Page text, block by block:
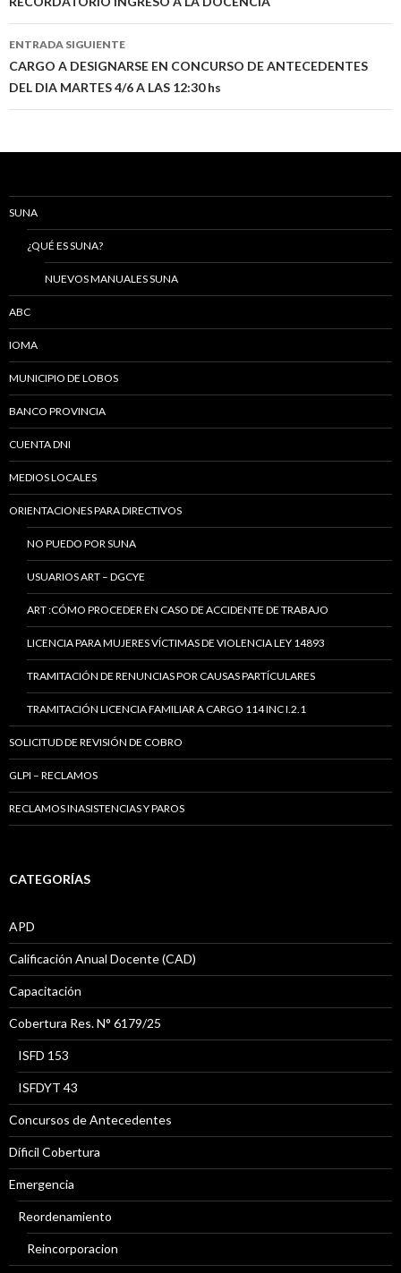
entradas
ENTRADA SIGUIENTE
CARGO A DESIGNARSE EN CONCURSO DE ANTECEDENTES
DEL DIA MARTES 4/6 A LAS 12:30 hs
SUNA
¿QUÉ ES SUNA?
NUEVOS MANUALES SUNA
ABC
IOMA
MUNICIPIO DE LOBOS
BANCO PROVINCIA
CUENTA DNI
MEDIOS LOCALES
ORIENTACIONES PARA DIRECTIVOS
NO PUEDO POR SUNA
USUARIOS ART – DGCYE
ART :CÓMO PROCEDER EN CASO DE ACCIDENTE DE TRABAJO
LICENCIA PARA MUJERES VÍCTIMAS DE VIOLENCIA LEY 14893
TRAMITACIÓN DE RENUNCIAS POR CAUSAS PARTÍCULARES
TRAMITACIÓN LICENCIA FAMILIAR A CARGO 114 INC I.2.1
SOLICITUD DE REVISIÓN DE COBRO
GLPI – RECLAMOS
RECLAMOS INASISTENCIAS Y PAROS
CATEGORÍAS
APD
Calificación Anual Docente (CAD)
Capacitación
Cobertura Res. N° 6179/25
ISFD 153
ISFDYT 43
Concursos de Antecedentes
Díficil Cobertura
Emergencia
Reordenamiento
Reincorporacion